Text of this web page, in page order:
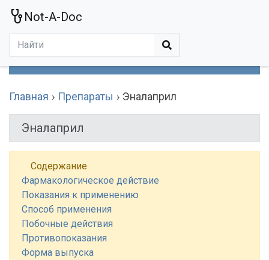
Not-A-Doc
Главная Препараты Эналаприл
Эналаприл
Содержание
Фармакологическое действие
Показания к применению
Способ применения
Побочные действия
Противопоказания
Форма выпуска